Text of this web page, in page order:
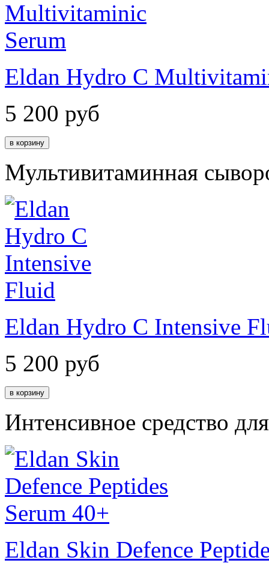
Eldan Hydro C
5 200 руб
Мультивитаминная
Eldan Hydro C Intensive
5 200 руб
Интенсивное средство
Eldan Skin Defence